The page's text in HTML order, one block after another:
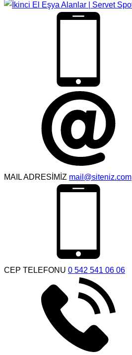
MAIL ADRESİMİZ mail@siteniz.com
CEP TELEFONU 0 542 541 06 06